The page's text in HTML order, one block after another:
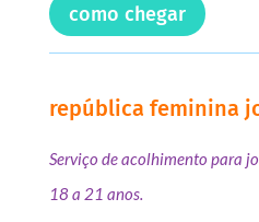
como chegar
república feminina
Serviço de acolhimento para
18 a 21 anos.